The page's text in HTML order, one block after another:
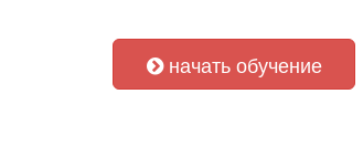
начать обучение